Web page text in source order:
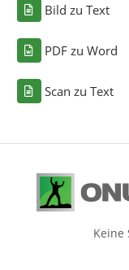
Bild zu Text
PDF zu Word
Scan zu Text
Keine